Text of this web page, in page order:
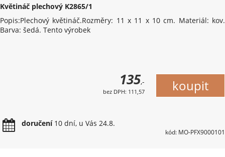
Květináč plechový K2865/1
Popis:Plechový květináč.Rozměry: 11 x 11 x 10 cm. Materiál: kov.
Barva: šedá. Tento výrobek
135,-
bez DPH: 111,57
doručení10 dní, u Vás 24.8.
kód: MO-PFX9000101